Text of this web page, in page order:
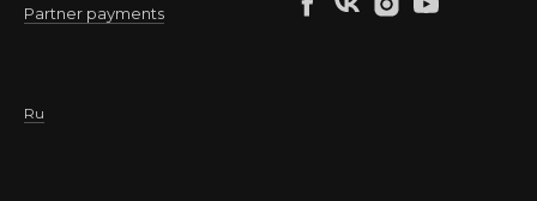
Partner payments
Ru